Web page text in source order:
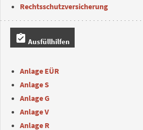
Rechtsschutzversicherung
assignment_turned_in Ausfüllhilfen
Anlage EÜR
Anlage S
Anlage G
Anlage V
Anlage R